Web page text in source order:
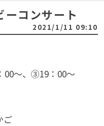
ーコンサート
2021/1/11 09:10
〜、③19：00〜
ご